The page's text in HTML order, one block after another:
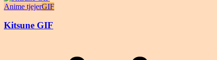
Anime tjejerGIF
Kitsune GIF